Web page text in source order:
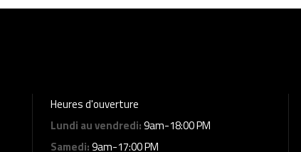
Heures d'ouverture
Lundi au vendredi:9am-18:00 PM
Samedi:9am-17:00 PM